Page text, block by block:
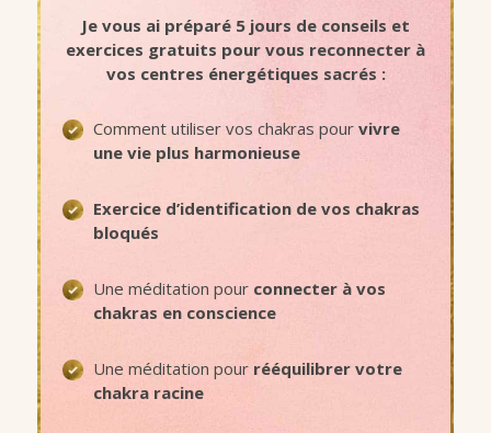
Je vous ai préparé 5 jours de conseils et
exercices gratuits pour vous reconnecter à
vos centres énergétiques sacrés :
Comment utiliser vos chakras pour vivre
une vie plus harmonieuse
Exercice d’identification de vos chakras
bloqués
Une méditation pour connecter à vos
chakras en conscience
Une méditation pour rééquilibrer votre
chakra racine